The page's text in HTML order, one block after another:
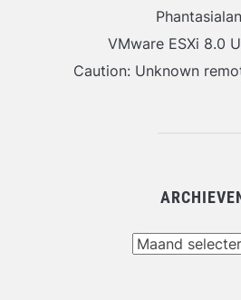
VMware ESXi 8.0
Caution: Unknown